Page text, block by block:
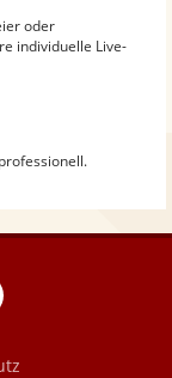
oder
individuelle Live-
eventpeppers